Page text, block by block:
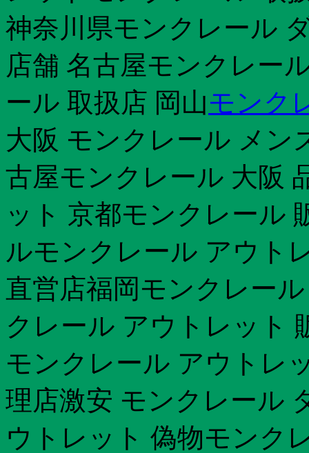
神奈川県モンクレール
店舗 名古屋モンクレー
ール 取扱店 岡山モンク
大阪 モンクレール メン
古屋モンクレール 大阪
ット 京都モンクレール
ルモンクレール アウト
直営店福岡モンクレー
クレール アウトレット
モンクレール アウトレ
理店激安 モンクレール
ウトレット 偽物モンク